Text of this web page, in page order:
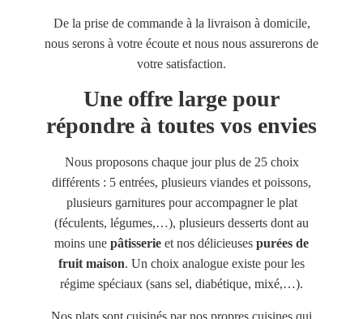
De la prise de commande à la livraison à domicile,
nous serons à votre écoute et nous nous assurerons de
votre satisfaction.
Une offre large pour
répondre à toutes vos envies
Nous proposons chaque jour plus de 25 choix
différents : 5 entrées, plusieurs viandes et poissons,
plusieurs garnitures pour accompagner le plat
(féculents, légumes,…), plusieurs desserts dont au
moins une pâtisserie et nos délicieuses purées de
fruit maison. Un choix analogue existe pour les
régime spéciaux (sans sel, diabétique, mixé,…).
Nos plats sont cuisinés par nos propres cuisines qui